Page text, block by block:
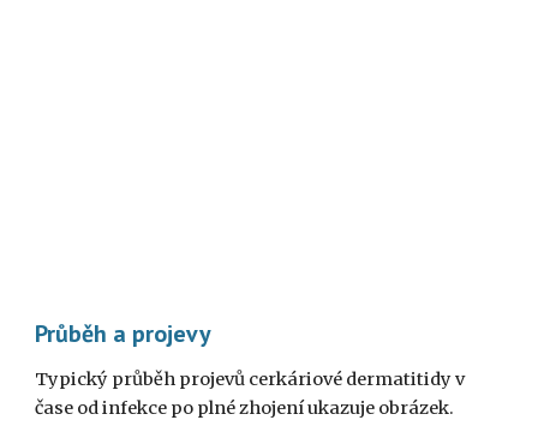
Průběh a projevy
Typický průběh projevů cerkáriové dermatitidy v
čase od infekce po plné zhojení ukazuje obrázek.